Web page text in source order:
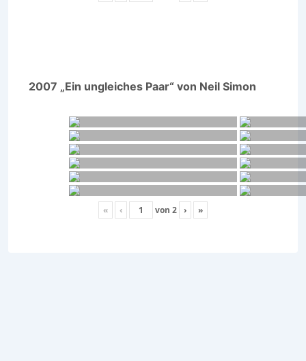
2007 „Ein ungleiches Paar“ von Neil Simon
« ‹ von 2 › »